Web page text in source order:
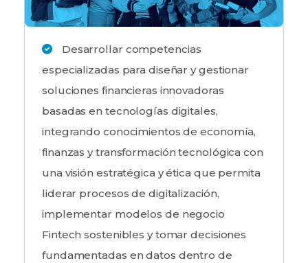
Desarrollar competencias
especializadas para diseñar y gestionar
soluciones financieras innovadoras
basadas en tecnologías digitales,
integrando conocimientos de economía,
finanzas y transformación tecnológica con
una visión estratégica y ética que permita
liderar procesos de digitalización,
implementar modelos de negocio
Fintech sostenibles y tomar decisiones
fundamentadas en datos dentro de